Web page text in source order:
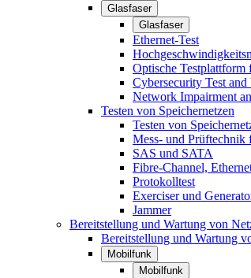
Glasfaser
Glasfaser
Ethernet-Test
Optische Testplattform
Cybersecurity Test and
Network Impairment
Testen von Speichernetzen
Testen von
Mess- und Prüftechnik
SAS und SATA
Fibre-Channel,
Protokolltest
Exerciser und
Jammer
Bereitstellung und Wartung von
Bereitstellung und Wartung
Mobilfunk
Mobilfunk